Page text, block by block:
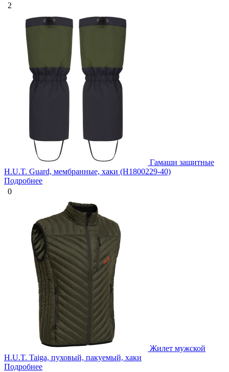
2
Гамаши защитные
H.U.T. Guard, мембранные, хаки (H1800229-40)
Подробнее
0
Жилет мужской
H.U.T. Taiga, пуховый, пакуемый, хаки
Подробнее